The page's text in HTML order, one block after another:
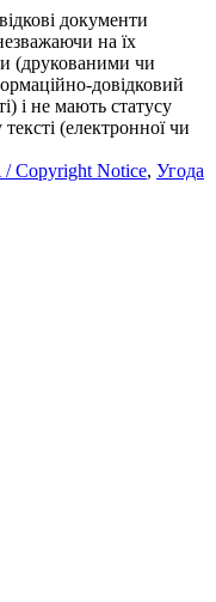
документи
на їх
(друкованими чи
довідковий
і не мають статусу
(електронної чи
Copyright Notice, Угода